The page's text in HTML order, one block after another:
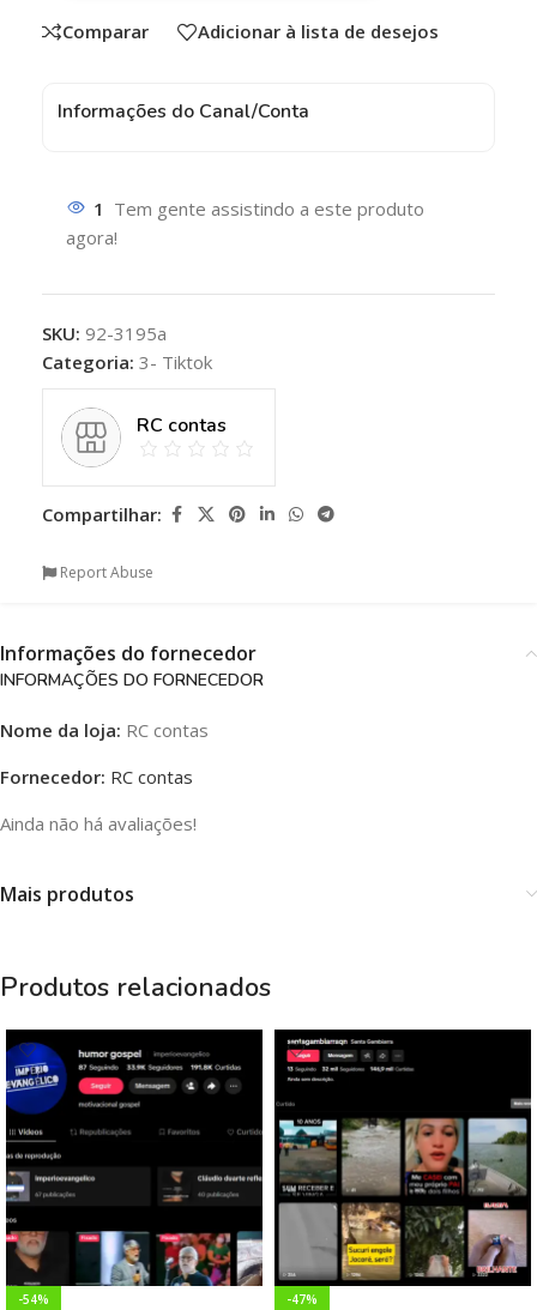
Comparar Adicionar à lista de desejos
Informações do Canal/Conta
1 Tem gente assistindo a este produto
agora!
SKU: 92-3195a
Categoria: 3- Tiktok
RC contas
Compartilhar:
Report Abuse
Informações do fornecedor
INFORMAÇÕES DO FORNECEDOR
Nome da loja: RC contas
Fornecedor: RC contas
Ainda não há avaliações!
Mais produtos
Produtos relacionados
-54% -47%